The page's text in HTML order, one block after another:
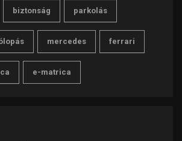
biztonság parkolás
mercedes ferrari
e-matrica